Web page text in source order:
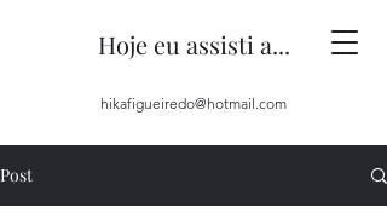
Hoje eu assisti a...
hikafigueiredo@hotmail.com
Post